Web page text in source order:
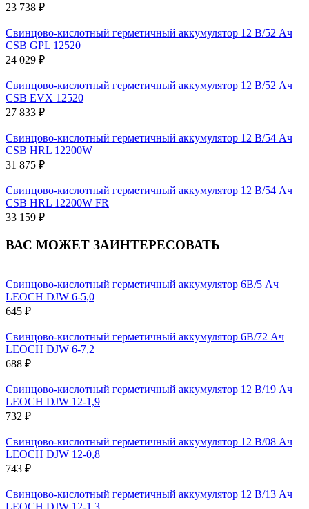
23 738 ₽
Свинцово-кислотный герметичный аккумулятор 12 В/52 Ач
CSB GPL 12520
24 029 ₽
Свинцово-кислотный герметичный аккумулятор 12 В/52 Ач
CSB EVX 12520
27 833 ₽
Свинцово-кислотный герметичный аккумулятор 12 В/54 Ач
CSB HRL 12200W
31 875 ₽
Свинцово-кислотный герметичный аккумулятор 12 В/54 Ач
CSB HRL 12200W FR
33 159 ₽
ВАС МОЖЕТ ЗАИНТЕРЕСОВАТЬ
Свинцово-кислотный герметичный аккумулятор 6В/5 Ач
LEOCH DJW 6-5,0
645 ₽
Свинцово-кислотный герметичный аккумулятор 6В/72 Ач
LEOCH DJW 6-7,2
688 ₽
Свинцово-кислотный герметичный аккумулятор 12 В/19 Ач
LEOCH DJW 12-1,9
732 ₽
Свинцово-кислотный герметичный аккумулятор 12 В/08 Ач
LEOCH DJW 12-0,8
743 ₽
Свинцово-кислотный герметичный аккумулятор 12 В/13 Ач
LEOCH DJW 12-1,3